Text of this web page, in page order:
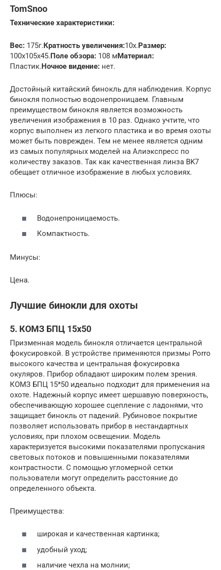
TomSnoo
Технические характеристики:
Вес: 175г.Кратность увеличения:10х.Размер:
100x105x45.Поле обзора: 108 мМатериал:
Пластик.Ночное видение: нет.
Достойный китайский бинокль для наблюдения. Корпус
бинокля полностью водонепроницаем. Главным
преимуществом бинокля является возможность
увеличения изображения в 10 раз. Однако учтите, что
корпус выполнен из легкого пластика и во время охоты
может быть поврежден. Тем не менее является одним
из самых популярных моделей на Алиэкспресс по
количеству заказов. Так как качественная линза BK7
обещает отличное изображение в любых условиях.
Плюсы:
Водонепроницаемость.
Компактность.
Минусы:
Цена.
Лучшие бинокли для охоты
5. КОМЗ БПЦ 15х50
Призменная модель бинокля отличается центральной
фокусировкой. В устройстве применяются призмы Porro
высокого качества и центральная фокусировка
окуляров. Прибор обладают широким полем зрения.
КОМЗ БПЦ 15*50 идеально подходит для применения на
охоте. Надежный корпус имеет шершавую поверхность,
обеспечивающую хорошее сцепление с ладонями, что
защищает бинокль от падений. Рубиновое покрытие
позволяет использовать прибор в нестандартных
условиях, при плохом освещении. Модель
характеризуется высокими показателями пропускания
световых потоков и повышенными показателями
контрастности. С помощью угломерной сетки
пользователи могут определить расстояние до
определенного объекта.
Преимущества:
широкая и качественная картинка;
удобный уход;
наличие чехла на молнии;